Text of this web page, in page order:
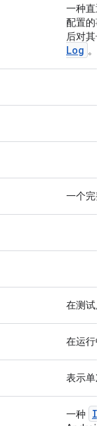
一种直通
配置的
后对其
Log 。
一个完
在测试
在运行
表示单
一种